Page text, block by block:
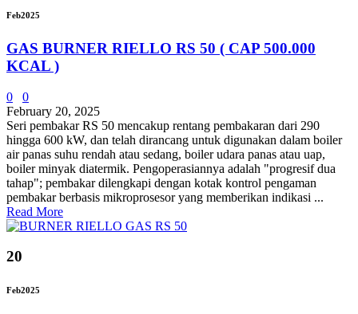
Feb2025
GAS BURNER RIELLO RS 50 ( CAP 500.000
KCAL )
0
0
February 20, 2025
Seri pembakar RS 50 mencakup rentang pembakaran dari 290
hingga 600 kW, dan telah dirancang untuk digunakan dalam boiler
air panas suhu rendah atau sedang, boiler udara panas atau uap,
boiler minyak diatermik. Pengoperasiannya adalah "progresif dua
tahap"; pembakar dilengkapi dengan kotak kontrol pengaman
pembakar berbasis mikroprosesor yang memberikan indikasi ...
Read More
20
Feb2025